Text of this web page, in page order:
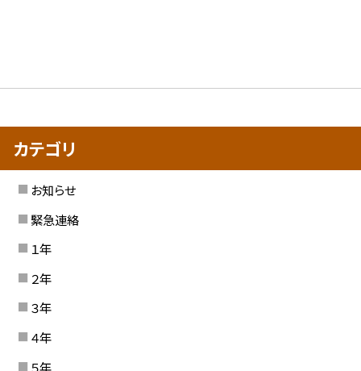
カテゴリ
お知らせ
緊急連絡
１年
２年
３年
４年
５年